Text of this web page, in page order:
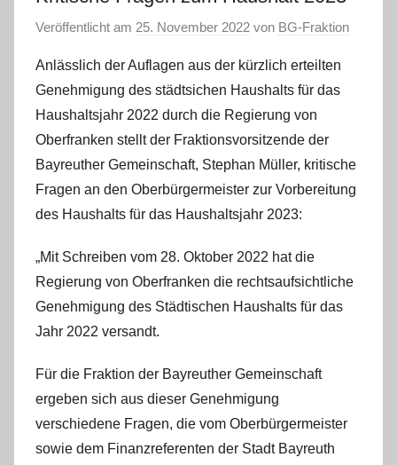
Veröffentlicht am 25. November 2022 von BG-Fraktion
Anlässlich der Auflagen aus der kürzlich erteilten
Genehmigung des städtsichen Haushalts für das
Haushaltsjahr 2022 durch die Regierung von
Oberfranken stellt der Fraktionsvorsitzende der
Bayreuther Gemeinschaft, Stephan Müller, kritische
Fragen an den Oberbürgermeister zur Vorbereitung
des Haushalts für das Haushaltsjahr 2023:
„Mit Schreiben vom 28. Oktober 2022 hat die
Regierung von Oberfranken die rechtsaufsichtliche
Genehmigung des Städtischen Haushalts für das
Jahr 2022 versandt.
Für die Fraktion der Bayreuther Gemeinschaft
ergeben sich aus dieser Genehmigung
verschiedene Fragen, die vom Oberbürgermeister
sowie dem Finanzreferenten der Stadt Bayreuth